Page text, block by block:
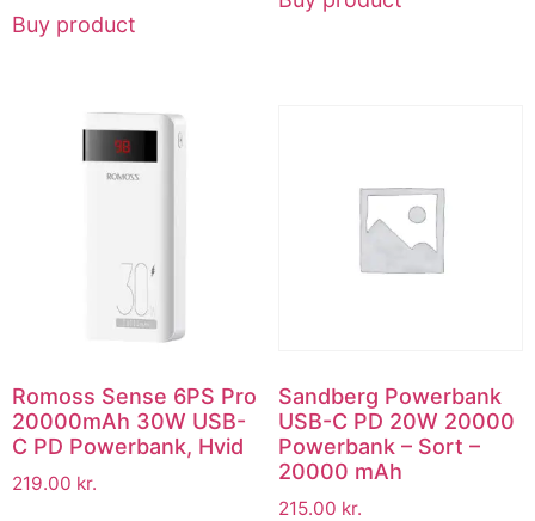
Buy product
Romoss Sense 6PS Pro
20000mAh 30W USB-
C PD Powerbank, Hvid
219.00 kr.
Sandberg Powerbank
USB-C PD 20W 20000
Powerbank – Sort –
20000 mAh
215.00 kr.